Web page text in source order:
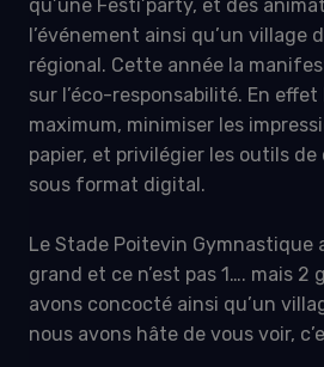
qu’une Festi’party, et des
l’événement ainsi qu’un village
régional. Cette année la
sur l’éco-responsabilité. En effet
maximum, minimiser les
papier, et privilégier les outils
sous format digital.
Le Stade Poitevin Gymnastique
grand et ce n’est pas 1…. mais 2
avons concocté ainsi qu’un
nous avons hâte de vous voir,